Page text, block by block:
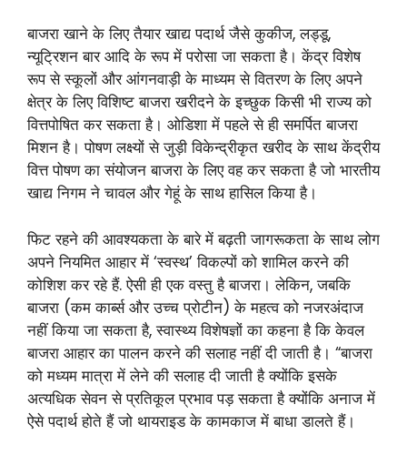
बाजरा खाने के लिए तैयार खाद्य पदार्थ जैसे कुकीज, लड्डू,
न्यूट्रिशन बार आदि के रूप में परोसा जा सकता है। केंद्र विशेष
रूप से स्कूलों और आंगनवाड़ी के माध्यम से वितरण के लिए अपने
क्षेत्र के लिए विशिष्ट बाजरा खरीदने के इच्छुक किसी भी राज्य को
वित्तपोषित कर सकता है। ओडिशा में पहले से ही समर्पित बाजरा
मिशन है। पोषण लक्ष्यों से जुड़ी विकेन्द्रीकृत खरीद के साथ केंद्रीय
वित्त पोषण का संयोजन बाजरा के लिए वह कर सकता है जो भारतीय
खाद्य निगम ने चावल और गेहूं के साथ हासिल किया है।
फिट रहने की आवश्यकता के बारे में बढ़ती जागरूकता के साथ लोग
अपने नियमित आहार में ‘स्वस्थ’ विकल्पों को शामिल करने की
कोशिश कर रहे हैं. ऐसी ही एक वस्तु है बाजरा। लेकिन, जबकि
बाजरा (कम कार्ब्स और उच्च प्रोटीन) के महत्व को नजरअंदाज
नहीं किया जा सकता है, स्वास्थ्य विशेषज्ञों का कहना है कि केवल
बाजरा आहार का पालन करने की सलाह नहीं दी जाती है। “बाजरा
को मध्यम मात्रा में लेने की सलाह दी जाती है क्योंकि इसके
अत्यधिक सेवन से प्रतिकूल प्रभाव पड़ सकता है क्योंकि अनाज में
ऐसे पदार्थ होते हैं जो थायराइड के कामकाज में बाधा डालते हैं।